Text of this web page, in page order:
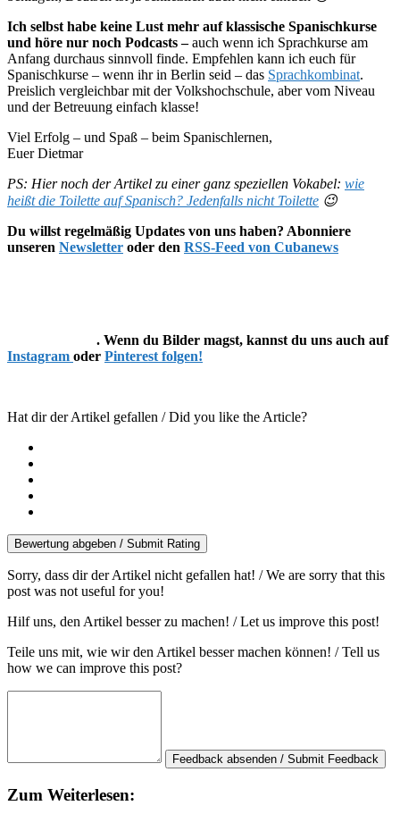
Ich selbst habe keine Lust mehr auf klassische Spanischkurse
und höre nur noch Podcasts –auch wenn ich Sprachkurse am
Anfang durchaus sinnvoll finde. Empfehlen kann ich euch für
Spanischkurse – wenn ihr in Berlin seid – das Sprachkombinat.
Preislich vergleichbar mit der Volkshochschule, aber vom Niveau
und der Betreuung einfach klasse!
Viel Erfolg – und Spaß – beim Spanischlernen,
Euer Dietmar
PS: Hier noch der Artikel zu einer ganz speziellen Vokabel: wie
heißt die Toilette auf Spanisch? Jedenfalls nicht Toilette 😉
Du willst regelmäßig Updates von uns haben? Abonniere
unseren Newsletter oder den RSS-Feed von Cubanews
. Wenn du Bilder magst, kannst du uns auch auf
Instagram oder Pinterest folgen!
Hat dir der Artikel gefallen / Did you like the Article?
Bewertung abgeben / Submit Rating
Sorry, dass dir der Artikel nicht gefallen hat! / We are sorry that this
post was not useful for you!
Hilf uns, den Artikel besser zu machen! / Let us improve this post!
Teile uns mit, wie wir den Artikel besser machen können! / Tell us
how we can improve this post?
Feedback absenden / Submit Feedback
Zum Weiterlesen: